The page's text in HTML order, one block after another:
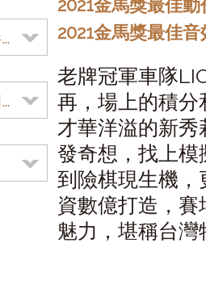
台北金馬影展
金馬獎入圍影片
2021金馬獎最佳
2021金馬獎最佳
老牌冠軍車隊
再，場上的積
才華洋溢的新
發奇想，找上
到險棋現生機
資數億打造，
魅力，堪稱台